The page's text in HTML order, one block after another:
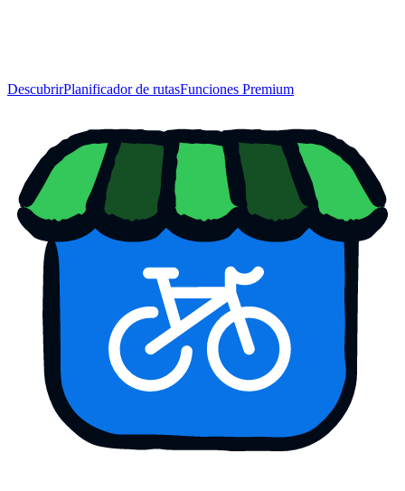
DescubrirPlanificador de rutasFunciones Premium